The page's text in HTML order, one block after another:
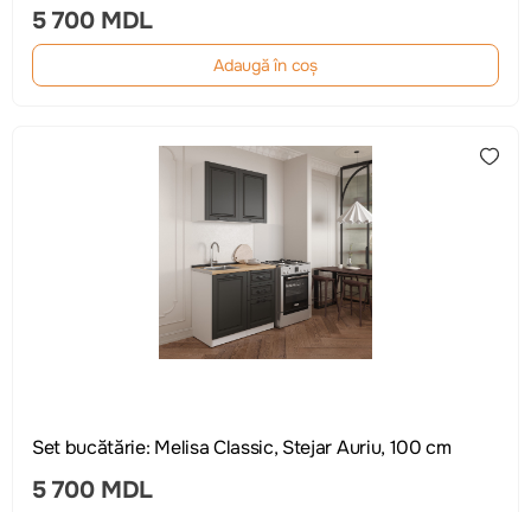
5 700 MDL
Adaugă în coș
Set bucătărie: Melisa Classic, Stejar Auriu, 100 cm
5 700 MDL